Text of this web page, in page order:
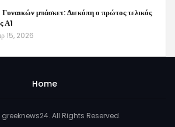
Γυναικών μπάσκετ: Διεκόπη ο πρώτος τελικός
Α1
15, 2026
Home
All Rights Reserved.